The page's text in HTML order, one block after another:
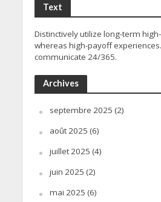
Text
Distinctively utilize long-term
whereas high-payoff
communicate 24/365.
Archives
septembre 2025 (2)
août 2025 (6)
juillet 2025 (4)
juin 2025 (2)
mai 2025 (6)